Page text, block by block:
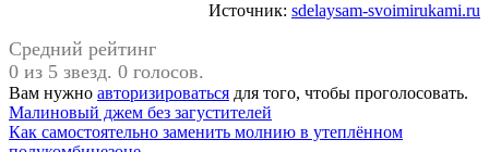
Источник: sdelaysam-svoimirukami.ru
Средний рейтинг
0 из 5 звезд. 0 голосов.
Вам нужно авторизироваться для того, чтобы проголосовать.
Навигация
по
Предыдущая
запись:
Малиновый джем без загустителей
Следующая
Как самостоятельно заменить молнию в утеплённом